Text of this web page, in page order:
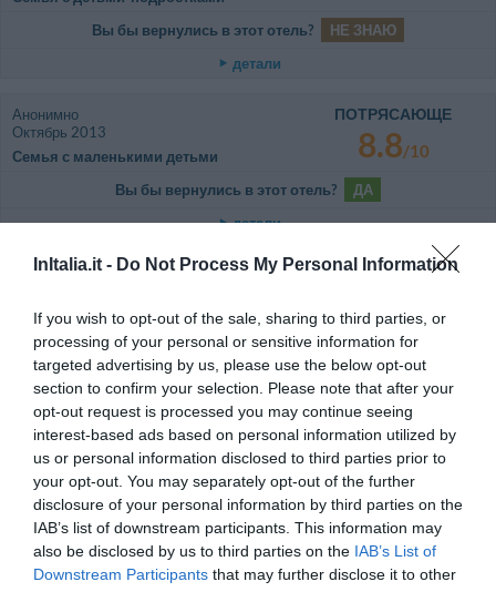
InItalia.it - Do Not Process My Personal Information
If you wish to opt-out of the sale, sharing to third parties, or
processing of your personal or sensitive information for
targeted advertising by us, please use the below opt-out
section to confirm your selection. Please note that after your
opt-out request is processed you may continue seeing
interest-based ads based on personal information utilized by
us or personal information disclosed to third parties prior to
your opt-out. You may separately opt-out of the further
disclosure of your personal information by third parties on the
IAB’s list of downstream participants. This information may
also be disclosed by us to third parties on the IAB’s List of
Downstream Participants that may further disclose it to other
Вы бы вернулись в этот отель?
НЕ ЗНАЮ
детали
Анонимно
Октябрь 2013
Семья с маленькими детьми
ПОТРЯСАЮЩЕ
8.8/10
Вы бы вернулись в этот отель?
ДА
детали
Сергей
Сентябрь 2013
Семья с маленькими детьми
ВЕЛИКОЛЕПНО
9.6/10
По номеру только один недостаток. Не работал телевизор!
Вы бы вернулись в этот отель?
ДА
детали
Juan Manuel
Испания
Декабрь 2012
Супружеская пара, средний возраст
более 35 лет
ПОТРЯСАЮЩЕ
8.9/10